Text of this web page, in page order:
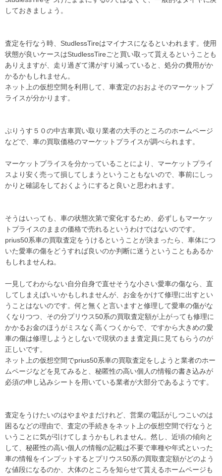
vezelrs 値引きvezelrs 値引き
vezelrs 値引きvezelrs 値引き
vezelrs 値引きvezelrs 値引き
vezelrs 値引きvezelrs 値引き
vezelrs 値引きvezelrs 値引き
vezelrs 値引きvezelrs 値引き
vezelrs 値引きvezelrs 値引き
vezelrs 値引きvezelrs 値引き
vezelrs 値引きvezelrs 値引き
vezelrs 値引きvezelrs 値引き
vezelrs 値引きvezelrs 値引き
vezelrs 値引きvezelrs 値引き
vezelrs 値引きvezelrs 値引き
vezelrs 値引きvezelrs 値引き
vezelrs 値引きvezelrs 値引き
vezelrs 値引きvezelrs 値引き
vezelrs 値引きvezelrs 値引き
vezelrs 値引きvezelrs 値引き
vezelrs 値引きvezelrs 値引き
vezelrs 値引きvezelrs 値引き
vezelrs 値引きvezelrs 値引き
vezelrs 値引きvezelrs 値引き
vezelrs 値引きvezelrs 値引き
vezelrs 値引きvezelrs 値引き
vezelrs 値引きvezelrs 値引き
vezelrs 値引きvezelrs 値引き
vezelrs 値引きvezelrs 値引き
vezelrs 値引きvezelrs 値引き
vezelrs 値引きvezelrs 値引き
しておきましょう。
査定を行なう時、StudlessTireはマイナスになるといわれます。使用
状態が良いケースはStudlessTireごと買い取って貰えるということも
ありえますが、走り過ぎて溝がすり減っていると、処分の費用がか
かるかもしれません。
ネット上の仮想空間を利用して、車査定のおおよそのマーケットプ
ライスが分かります。
ぷりうす５０の中古車買い取り業者の大手のところのホームページ
などで、車の買取価格のマーケットプライスが調べられます。
マーケットプライスを分かっていることにより、マーケットプライ
スより安く売って損してしまうということもないので、事前にしっ
かりと確認をしておくようにすると良いと思われます。
そうはいっても、車の状態次第で変化するため、必ずしもマーケッ
トプライスのままの価格で売れるというわけではないのです。
prius50系車の買取査定をうけるということが決まったら、車体につ
いた愛車の傷をどうすれば良いのか判断に迷うということもあるか
もしれませんね。
一見してわからない自分自身で直せそうな小さい愛車の傷なら、直
してしまえばいいかもしれませんが、お金をかけて修理に出すとい
うことはないのです。何と無くと言いますと修理して愛車の傷がな
くなりつつ、その分プリウス50系の買取査定額が上がっても修理に
かかるお金のほうがミスなく高くつくからで、ですから大きめの愛
車の傷は修理しようとしないで現状のまま査定員に見てもらうのが
正しいです。
ネット上の仮想空間でprius50系車の買取査定をしようと業者のホー
ムページなどを見てみると、秘匿性の高い個人の情報の書き込みが
必須の申し込みシートを用いている業者が大部分であるようです。
査定をうけたいのはやまやまだけれど、営業の電話がしつこいのは
困るなどの理由で、査定の手続きをネット上の仮想空間で行なうと
いうことに気が引けてしまうかもしれません。然し、近頃の傾向と
して、秘匿性の高い個人の情報の記載は不要で車種や年式といった
車の情報をインプットするとプリウス50系の買取査定額がどのよう
な値段になるのか、大体のところを知らせて貰えるホームページも